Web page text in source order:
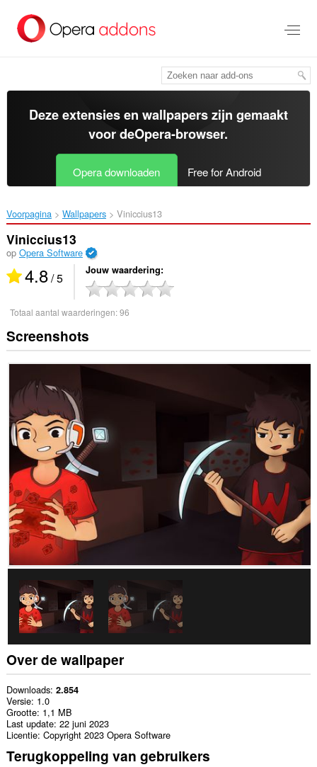
tekst
springen
Deze extensies en wallpapers zijn gemaakt
voor deOpera-browser.
Opera downloaden Free for Android
Voorpagina Wallpapers Viniccius13‎
Viniccius13
op Opera Software
4.8/ 5 Jouw waardering
Totaal aantal waarderingen:96
Screenshots
Over de wallpaper
Downloads 2.854
Versie 1.0
Grootte 1,1 MB
Last update 22 juni 2023
Licentie Copyright 2023 Opera Software
Terugkoppeling van gebruikers